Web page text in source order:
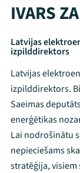
IVARS
Latvijas
izpilddirektors
Latvijas
izpilddirektors.
Saeimas
enerģētikas
Lai nodrošinātu
nepieciešams
stratēģija,